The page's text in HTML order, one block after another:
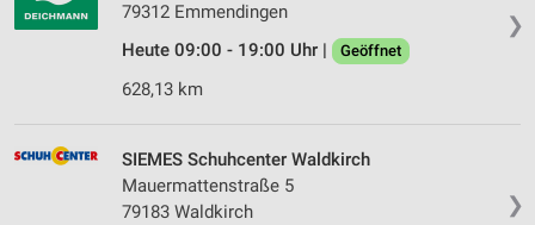
❯
79312 Emmendingen
Heute 09:00 - 19:00 Uhr |
Geöffnet
628,13 km
❯
SIEMES Schuhcenter Waldkirch
Mauermattenstraße 5
79183 Waldkirch